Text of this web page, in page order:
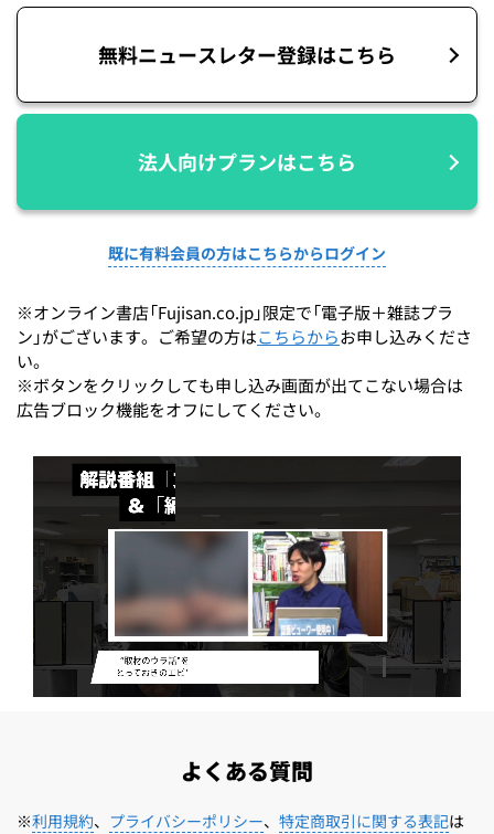
無料ニュースレター登録はこちら
法人向けプランはこちら
既に有料会員の方はこちらからログイン
※オンライン書店「Fujisan.co.jp」限定で「電子版＋雑誌プラ
ン」がございます。ご希望の方はこちらからお申し込みくださ
い。
※ボタンをクリックしても申し込み画面が出てこない場合は
広告ブロック機能をオフにしてください。
よくある質問
※利用規約、 プライバシーポリシー、 特定商取引に関する表記は